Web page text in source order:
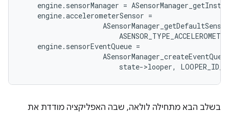
engine. sensorManager =
engine.accelerometerSensor =
ASensorManager_getDefaultSensor
ASENSOR_TYPE_ACCELEROMETER
engine. sensorEventQueue =
state->looper,
בשלב הבא מתחילה לולאה, שבה האפליקציה מודדת את